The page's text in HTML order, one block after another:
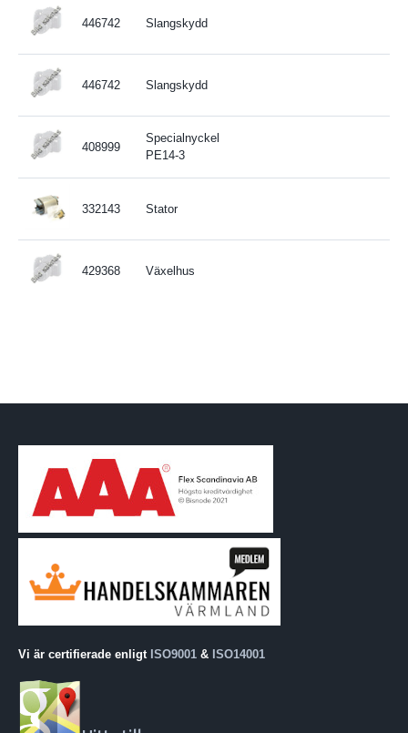
446742 Slangskydd
446742 Slangskydd
408999
Specialnyckel
PE14-3
332143 Stator
429368 Växelhus
Vi är certifierade enligt ISO9001 & ISO14001